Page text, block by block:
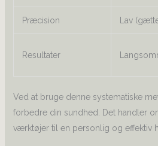
Præcision Lav
Resultater
Ved at bruge denne systematiske
forbedre din sundhed. Det handler
værktøjer til en personlig og effektiv